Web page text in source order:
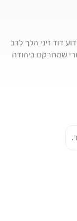
דוד זיני הלך לרב
שמתרקם ביהודה